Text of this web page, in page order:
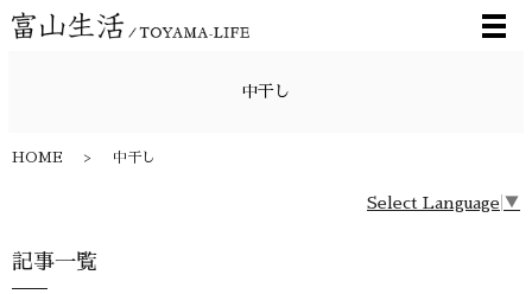
メ
中干し
HOME 中干し
Select Language ▼
記事一覧